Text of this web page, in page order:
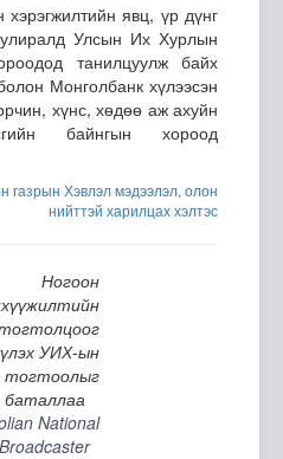
явц, үр дүнг
Улсын Их Хурлын
танилцуулж байх
Монголбанк хүлээсэн
хүнс, хөдөө аж ахуйн
байнгын хороод
газрын Хэвлэл мэдээлэл, олон
нийттэй харилцах хэлтэс
Ногоон
УИХ-ын
тогтоолыг
баталлаа
National
Broadcaster